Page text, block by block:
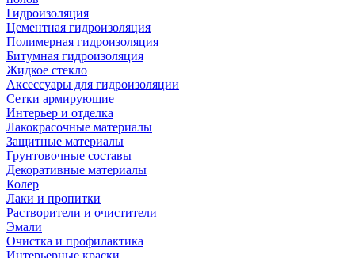
Гидроизоляция
Цементная гидроизоляция
Полимерная гидроизоляция
Битумная гидроизоляция
Жидкое стекло
Аксессуары для гидроизоляции
Сетки армирующие
Интерьер и отделка
Лакокрасочные материалы
Защитные материалы
Грунтовочные составы
Декоративные материалы
Колер
Лаки и пропитки
Растворители и очистители
Эмали
Очистка и профилактика
Интерьерные краски